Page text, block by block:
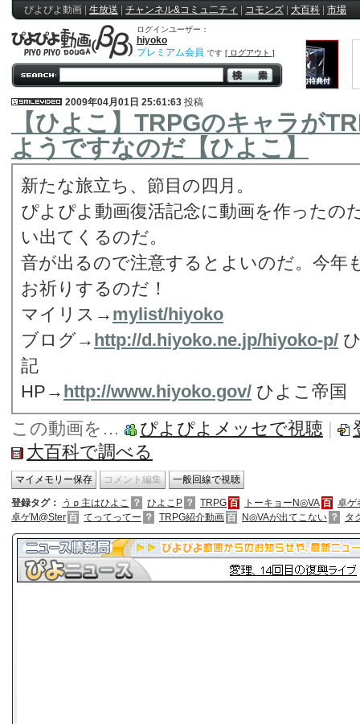
ぴよぴよ動画 生放送 チャンネル&コミュ二ティ コモンズ 大百科 市場
ログインユーザー：
hiyoko
プレミアム会員 です [ ログアウト ]
2009年04月01日 25:61:63 投稿
【ひよこ】TRPGのキャラが
ようですなのだ【ひよこ】
新たな旅立ち、節目の四月。
ぴよぴよ動画復活記念に動画を作ったの
い出てくるのだ。
音が出るので注意するとよいのだ。今年
お祈りするのだ！
マイリス→ mylist/hiyoko
ブログ→ http://d.hiyoko.ne.jp/hiyoko-p/
記
HP→ http://www.hiyoko.gov/ ひよこ帝国
この動画を…
ぴよぴよメッセで視聴
大百科で調べる
登録タグ： うｐ主はひよこ ？ ひよこP ？ TRPG 百 トーキョーN◎VA 百 卓ゲ
卓ゲM@Ster 百 てってってー ？ TRPG紹介動画 百 N◎VAが出てこない ？ タ